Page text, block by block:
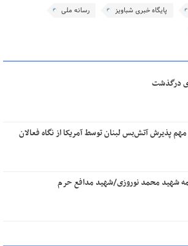
پایگاه خبری شباویز
رسانه ملی
درگذشت
پذیرش آتش‌بس لبنان توسط آمریکا از نگاه فعالان
شهید محمد نوروزی/شهید مدافع حرم